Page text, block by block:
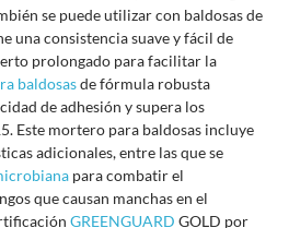
se puede utilizar con baldosas de
una consistencia suave y fácil de
prolongado para facilitar la
baldosasde fórmula robusta
de adhesión y supera los
Este mortero para baldosas incluye
adicionales, entre las que se
para combatir el
que causan manchas en el
GREENGUARD GOLD por